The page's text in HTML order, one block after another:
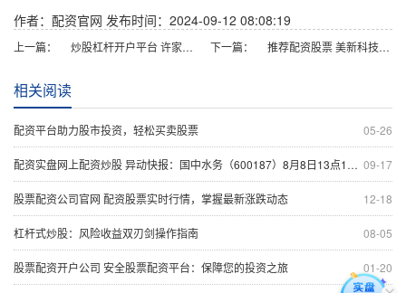
作者：配资官网 发布时间：2024-09-12 08:08:19
上一篇： 炒股杠杆开户平台 许家印前妻 突发！ 下一篇： 推荐配资股票 美新科技：约119.11万股限售股9月13日解禁
相关阅读
05-26
配资平台助力股市投资，轻松买卖股票
09-17
配资实盘网上配资炒股 异动快报：国中水务（600187）8月8日13点19分触及涨停板
12-18
股票配资公司官网 配资股票实时行情，掌握最新涨跌动态
08-05
杠杆式炒股：风险收益双刃剑操作指南
01-20
股票配资开户公司 安全股票配资平台：保障您的投资之旅